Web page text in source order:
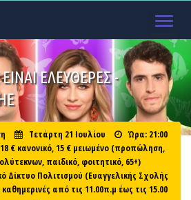
ΕΛΕΎΘΕΡΕΣ -
Tετάρτη 21 Ιουλίου
Ώρα: 21:00
18 € κανονικό, 15 € μειωμένο (προπώληση,
παιδικό, φοιτητικό, 65+)
Δίκτυο Πολιτισμού (Ευαγγελικής Σχολής
από τις 11.00π.μ έως τις 15.00